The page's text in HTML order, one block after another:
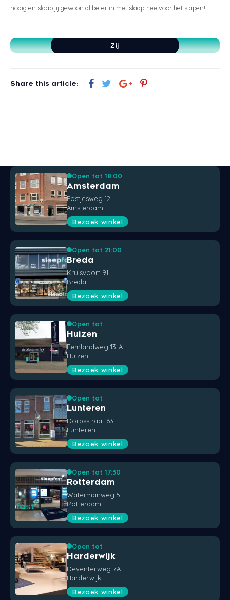
nodig en slaap jij gewoon al beter in met slaapthee voor het slapen!
Zij
Share this article:
Open tot 18:00
Amsterdam
Postjesweg 12
Amsterdam
Bezoek winkel
Open tot 21:00
Breda
Kruisvoort 91
Breda
Bezoek winkel
Open tot
Huizen
Eemlandweg 13-A
Huizen
Bezoek winkel
Open tot
Lunteren
Dorpsstraat 63
Lunteren
Bezoek winkel
Open tot 17:30
Rotterdam
Watermanweg 5
Rotterdam
Bezoek winkel
Open tot
Harderwijk
Deventerweg 7A
Harderwijk
Bezoek winkel